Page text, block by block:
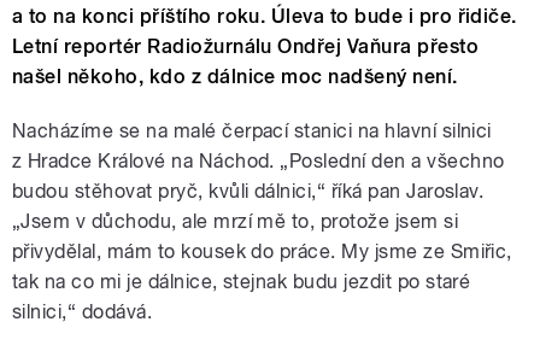
a to na konci příštího roku. Úleva to bude i pro řidiče.
Letní reportér Radiožurnálu Ondřej Vaňura přesto
našel někoho, kdo z dálnice moc nadšený není.
Nacházíme se na malé čerpací stanici na hlavní silnici
z Hradce Králové na Náchod. „Poslední den a všechno
budou stěhovat pryč, kvůli dálnici,“ říká pan Jaroslav.
„Jsem v důchodu, ale mrzí mě to, protože jsem si
přivydělal, mám to kousek do práce. My jsme ze Smiřic,
tak na co mi je dálnice, stejnak budu jezdit po staré
silnici,“ dodává.